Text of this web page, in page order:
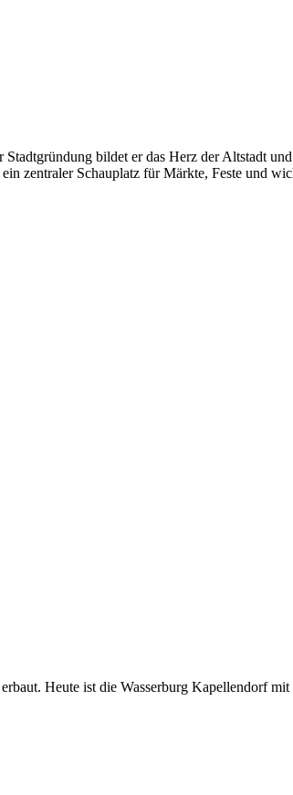
bildet er das Herz der Altstadt
zentraler Schauplatz für Märkte, Feste und
Heute ist die Wasserburg Kapellendorf